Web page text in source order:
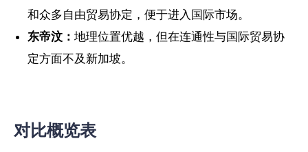
和众多自由贸易协定，便于进入国际市场。
东帝汶： 地理位置优越，但在连通性与国际贸易协
定方面不及新加坡。
对比概览表